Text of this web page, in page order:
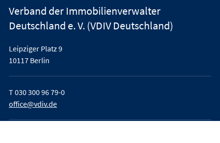
Verband der Immobilienverwalter
Deutschland e. V. (VDIV Deutschland)
Leipziger Platz 9
10117 Berlin
T030 300 96 79-0
office@vdiv.de